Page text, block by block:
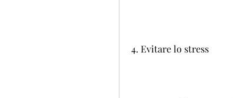
4. Evitare lo stress